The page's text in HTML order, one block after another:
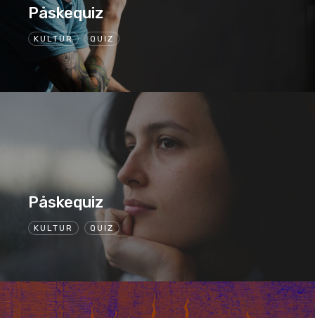
KULTUR QUIZ
Påskequiz
KULTUR QUIZ
Påskequiz